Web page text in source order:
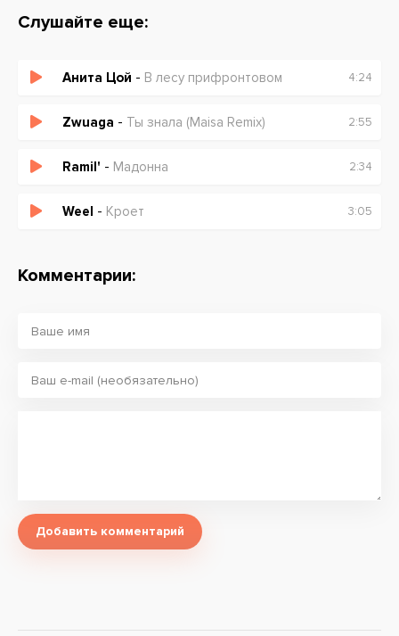
Слушайте еще:
Анита Цой - В лесу прифронтовом 4:24
Zwuaga - Ты знала (Maisa Remix) 2:55
Ramil' - Мадонна 2:34
Weel - Кроет 3:05
Комментарии:
Добавить комментарий